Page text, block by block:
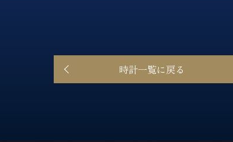
時計一覧に戻る